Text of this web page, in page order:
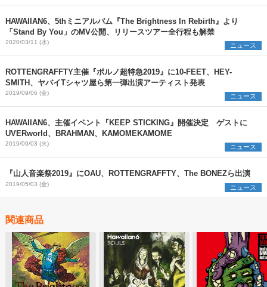
も開催
HAWAIIAN6、5thミニアルバム『The Brightness In Rebirth』より
「Stand By You」のMV公開、リリースツアー全行程も解禁
2020/03/11 (水) ニュース
ROTTENGRAFFTY主催『ポルノ超特急2019』に10-FEET、HEY-
SMITH、ヤバイTシャツ屋ら第一弾出演アーティスト発表
2019/09/06 (金) ニュース
HAWAIIAN6、主催イベント『KEEP STICKING』開催決定 ゲストに
UVERworld、BRAHMAN、KAMOMEKAMOME
2019/09/03 (火) ニュース
『山人音楽祭2019』にOAU、ROTTENGRAFFTY、The BONEZら出演
2019/05/03 (金) ニュース
関連商品